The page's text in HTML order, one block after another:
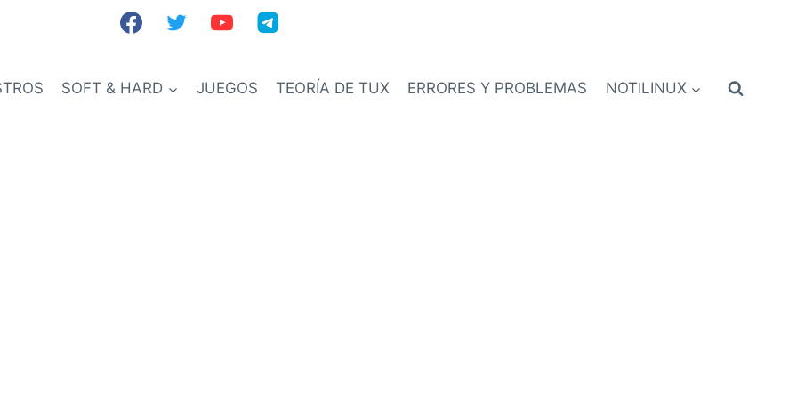
SOFT & HARD JUEGOS TEORÍA DE TUX ERRORES Y PROBLEMAS NOTILINUX